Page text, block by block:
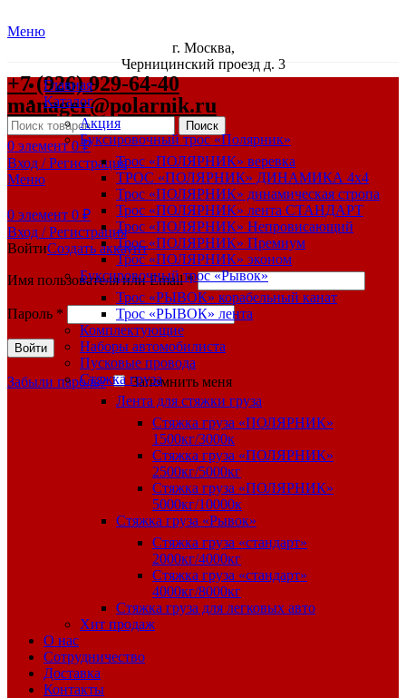
Меню
г. Москва,
Черницинский проезд д. 3
+7 (926) 929-64-40
manager@polarnik.ru
Поиск
0 элемент 0₽
Вход / Регистрация
Меню
0 элемент 0 ₽
Вход / Регистрация
ВойтиСоздать аккаунт
Имя пользователя или Email*
Пароль *
Войти
Забыли пароль? Запомнить меня
Главная
Каталог
Акция
Буксировочный трос «Полярник»
Трос «ПОЛЯРНИК» веревка
ТРОС «ПОЛЯРНИК» ДИНАМИКА 4х4
Трос «ПОЛЯРНИК» динамическая стропа
Трос «ПОЛЯРНИК» лента СТАНДАРТ
Трос «ПОЛЯРНИК» Непровисающий
Трос «ПОЛЯРНИК» Премиум
Трос «ПОЛЯРНИК» эконом
Буксировочный трос «Рывок»
Трос «РЫВОК» корабельный канат
Трос «РЫВОК» лента
Комплектующие
Наборы автомобилиста
Пусковые провода
Стяжка груза
Лента для стяжки груза
Стяжка груза «ПОЛЯРНИК»
1500кг/3000к
Стяжка груза «ПОЛЯРНИК»
2500кг/5000кг
Стяжка груза «ПОЛЯРНИК»
5000кг/10000к
Стяжка груза «Рывок»
Стяжка груза «стандарт»
2000кг/4000кг
Стяжка груза «стандарт»
4000кг/8000кг
Стяжка груза для легковых авто
Хит продаж
О нас
Сотрудничество
Доставка
Контакты